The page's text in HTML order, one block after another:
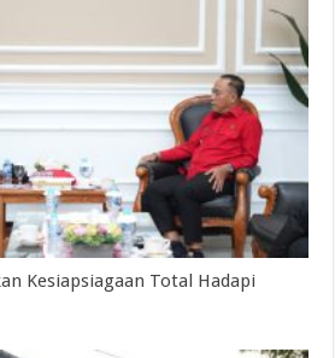
Kesiapsiagaan Total Hadapi